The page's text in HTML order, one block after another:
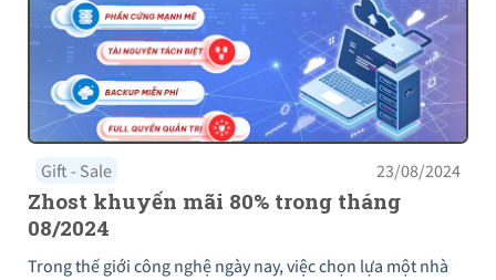
Gift - Sale 23/08/2024
Zhost khuyến mãi 80% trong tháng
08/2024
Trong thế giới công nghệ ngày nay, việc chọn lựa một nhà